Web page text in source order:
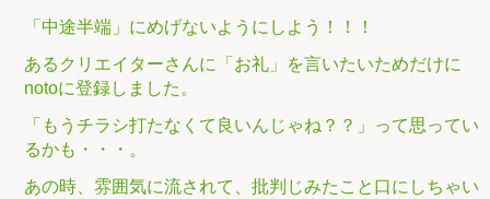
「中途半端」にめげないようにしよう！！！
あるクリエイターさんに「お礼」を言いたいためだけに
notoに登録しました。
「もうチラシ打たなくて良いんじゃね？？」って思ってい
るかも・・・。
あの時、雰囲気に流されて、批判じみたこと口にしちゃい